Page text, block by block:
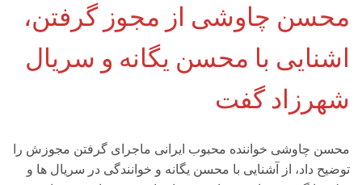
محسن چاوشی از مجوز گرفتن،
اشنایی با محسن یگانه و سریال
شهرزاد گفت
محسن چاوشی خواننده محبوب ایرانی ماجرای گرفتن مجوزش را
توضیح داد، از آشنایی با محسن یگانه و خوانندگی در سریال ها و